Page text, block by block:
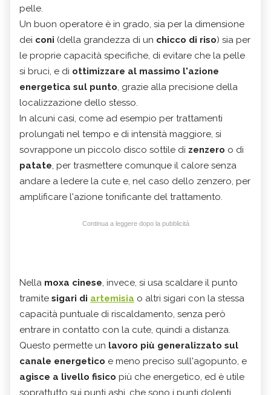
pelle.
Un buon operatore è in grado, sia per la dimensione
dei coni (della grandezza di un chicco di riso) sia per
le proprie capacità specifiche, di evitare che la pelle
si bruci, e di ottimizzare al massimo l'azione
energetica sul punto, grazie alla precisione della
localizzazione dello stesso.
In alcuni casi, come ad esempio per trattamenti
prolungati nel tempo e di intensità maggiore, si
sovrappone un piccolo disco sottile di zenzero o di
patate, per trasmettere comunque il calore senza
andare a ledere la cute e, nel caso dello zenzero, per
amplificare l'azione tonificante del trattamento.
Continua a leggere dopo la pubblicità
Nella moxa cinese, invece, si usa scaldare il punto
tramite sigari di artemisia o altri sigari con la stessa
capacità puntuale di riscaldamento, senza però
entrare in contatto con la cute, quindi a distanza.
Questo permette un lavoro più generalizzato sul
canale energetico e meno preciso sull'agopunto, e
agisce a livello fisico più che energetico, ed è utile
soprattutto sui punti ashi, che sono i punti dolenti,